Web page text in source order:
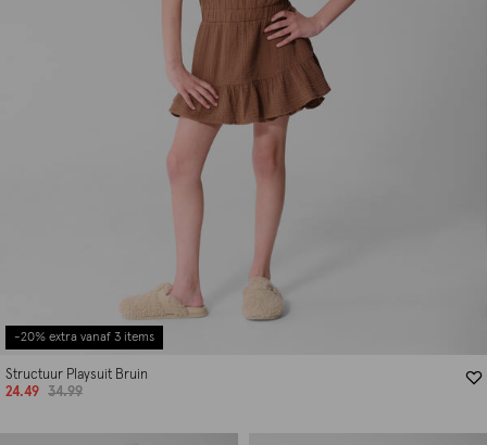
-20% extra vanaf 3 items
Structuur Playsuit Bruin
24.49
34.99